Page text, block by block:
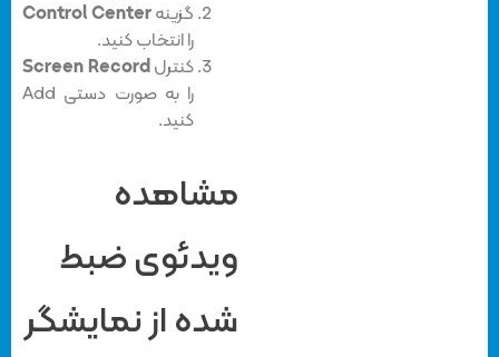
گزینهControl Center
را انتخاب کنید.
کنترلScreen Record
را به صورت دستی Add
کنید.
مشاهده
ویدئوی ضبط
شده از نمایشگر